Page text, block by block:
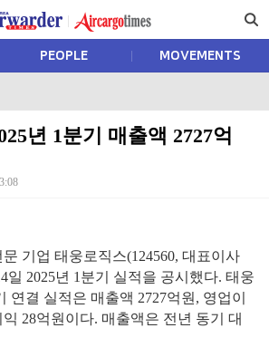
PEOPLE MOVEMENTS
년 1분기 매출액 2727억
기업 태웅로직스(124560, 대표이사
일 2025년 1분기 실적을 공시했다. 태웅
연결 실적은 매출액 2727억원, 영업이
28억원이다. 매출액은 전년 동기 대